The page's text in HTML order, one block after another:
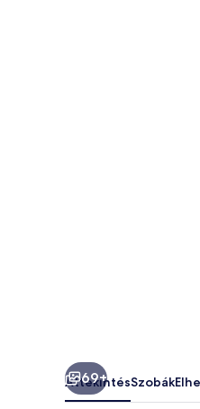
69+
ÁttekintésSzobák